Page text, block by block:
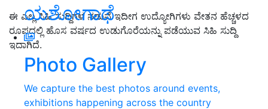
ಯಶೋಗಾಥೆ
Photo Gallery
We capture the best photos around events,
exhibitions happening across the country
ಈ ಎಲ್ಲ ಸಿಹಿ ಸುದ್ದಿಗಳ ನಡುವೆ ಇದೀಗ ಉದ್ಯೋಗಿಗಳು ವೇತನ ಹೆಚ್ಚಳದ
ರೂಪದಲ್ಲಿ ಹೊಸ ವರ್ಷದ ಉಡುಗೊರೆಯನ್ನು ಪಡೆಯುವ ಸಿಹಿ ಸುದ್ದಿ
ಇದಾಗಿದೆ.